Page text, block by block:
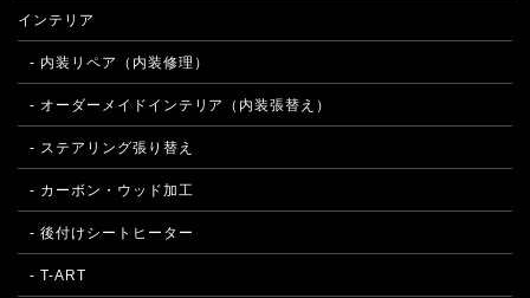
インテリア
- 内装リペア（内装修理）
- オーダーメイドインテリア（内装張替え）
- ステアリング張り替え
- カーボン・ウッド加工
- 後付けシートヒーター
- T-ART